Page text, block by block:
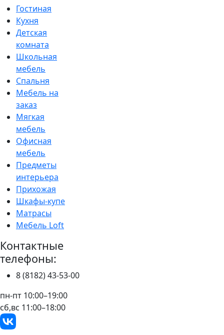
Гостиная
Кухня
Детская
комната
Школьная
мебель
Спальня
Мебель на
заказ
Мягкая
мебель
Офисная
мебель
Предметы
интерьера
Прихожая
Шкафы-купе
Матрасы
Мебель Loft
Контактные
телефоны:
8 (8182) 43-53-00
пн-пт 10:00–19:00
сб,вс 11:00–18:00